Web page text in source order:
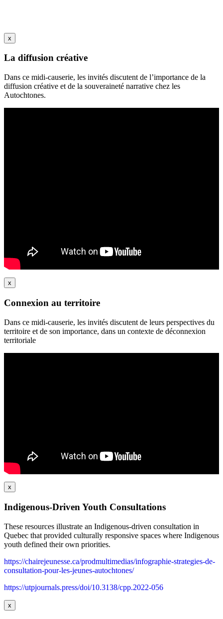
x
La diffusion créative
Dans ce midi-causerie, les invités discutent de l’importance de la
diffusion créative et de la souveraineté narrative chez les
Autochtones.
x
Connexion au territoire
Dans ce midi-causerie, les invités discutent de leurs perspectives du
territoire et de son importance, dans un contexte de déconnexion
territoriale
x
Indigenous-Driven Youth Consultations
These resources illustrate an Indigenous-driven consultation in
Quebec that provided culturally responsive spaces where Indigenous
youth defined their own priorities.
https://chairejeunesse.ca/prodmultimedias/infographie-strategies-de-
consultation-pour-les-jeunes-autochtones/
https://utpjournals.press/doi/10.3138/cpp.2022-056
x